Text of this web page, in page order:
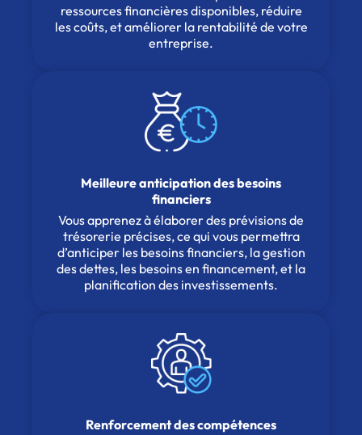
ressources financières disponibles, réduire
les coûts, et améliorer la rentabilité de votre
entreprise.
Meilleure anticipation des besoins
financiers
Vous apprenez à élaborer des prévisions de
trésorerie précises, ce qui vous permettra
d’anticiper les besoins financiers, la gestion
des dettes, les besoins en financement, et la
planification des investissements.
Renforcement des compétences